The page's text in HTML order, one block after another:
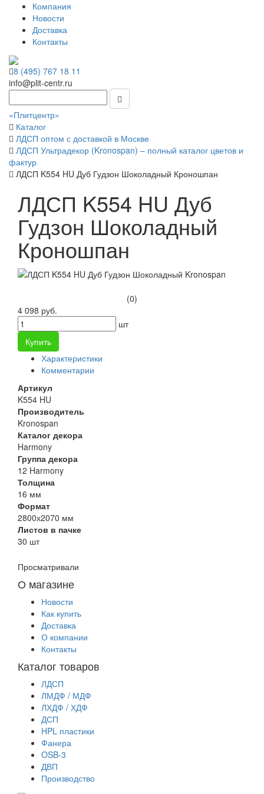
Компания
Новости
Доставка
Контакты
8 (495) 767 18 11
info@plit-centr.ru
«Плитцентр»
Каталог
ЛДСП оптом с доставкой в Москве
ЛДСП Ультрадекор (Kronospan) – полный каталог цветов и
фактур
ЛДСП K554 HU Дуб Гудзон Шоколадный Кроношпан
ЛДСП K554 HU Дуб
Гудзон Шоколадный
Кроношпан
(0)
4 098 руб.
шт
Купить
Характеристики
Комментарии
Артикул
K554 HU
Производитель
Kronospan
Каталог декора
Harmony
Группа декора
12 Harmony
Толщина
16 мм
Формат
2800х2070 мм
Листов в пачке
30 шт
Просматривали
О магазине
Новости
Как купить
Доставка
О компании
Контакты
Каталог товаров
ЛДСП
ЛМДФ / МДФ
ЛХДФ / ХДФ
ДСП
HPL пластики
Фанера
OSB-3
ДВП
Производство